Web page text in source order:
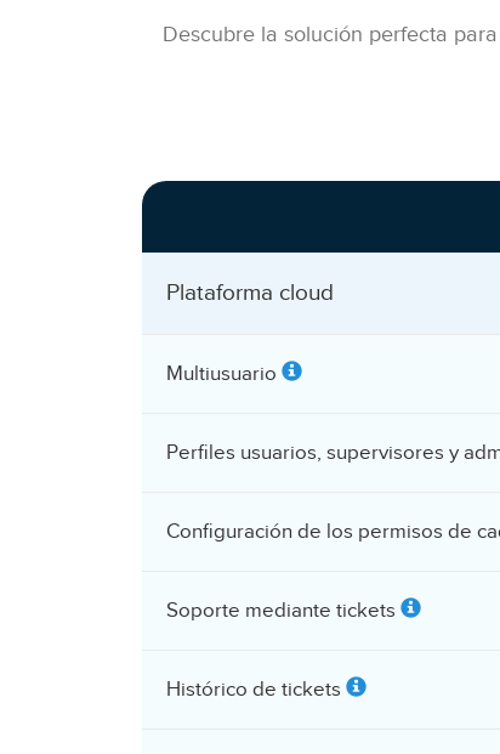
Descubre la solución perfecta
Plataforma cloud
Multiusuario
Perfiles usuarios, supervisores y
Configuración de los permisos de
Soporte mediante tickets
Histórico de tickets